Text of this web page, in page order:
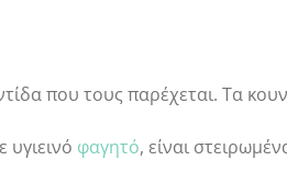
που τους παρέχεται. Τα
φαγητό, είναι